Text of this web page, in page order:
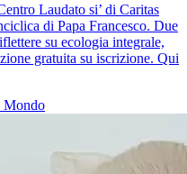
Laudato si’ di Caritas
di Papa Francesco. Due
su ecologia integrale,
gratuita su iscrizione. Qui
Mondo